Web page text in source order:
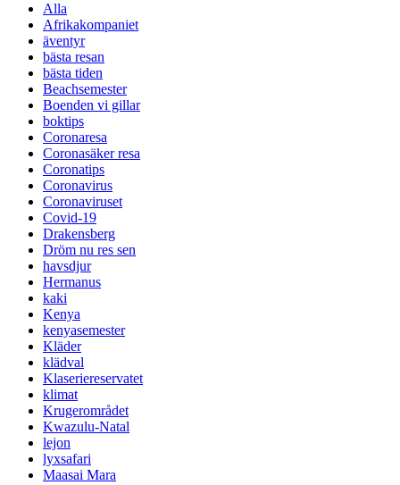
Alla
Afrikakompaniet
äventyr
bästa resan
bästa tiden
Beachsemester
Boenden vi gillar
boktips
Coronaresa
Coronasäker resa
Coronatips
Coronavirus
Coronaviruset
Covid-19
Drakensberg
Dröm nu res sen
havsdjur
Hermanus
kaki
Kenya
kenyasemester
Kläder
klädval
Klaseriereservatet
klimat
Krugerområdet
Kwazulu-Natal
lejon
lyxsafari
Maasai Mara